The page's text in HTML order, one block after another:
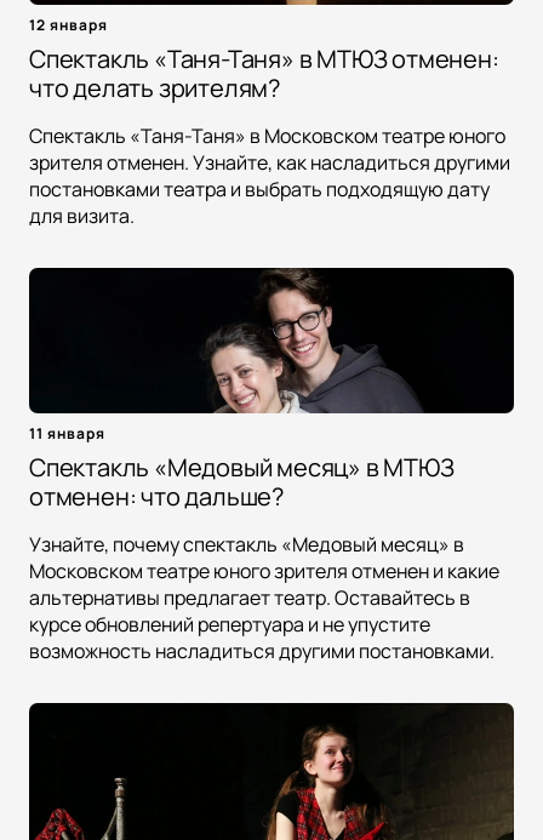
12 января
Спектакль «Таня-Таня» в МТЮЗ отменен:
что делать зрителям?
Спектакль «Таня-Таня» в Московском театре юного
зрителя отменен. Узнайте, как насладиться другими
постановками театра и выбрать подходящую дату
для визита.
11 января
Спектакль «Медовый месяц» в МТЮЗ
отменен: что дальше?
Узнайте, почему спектакль «Медовый месяц» в
Московском театре юного зрителя отменен и какие
альтернативы предлагает театр. Оставайтесь в
курсе обновлений репертуара и не упустите
возможность насладиться другими постановками.